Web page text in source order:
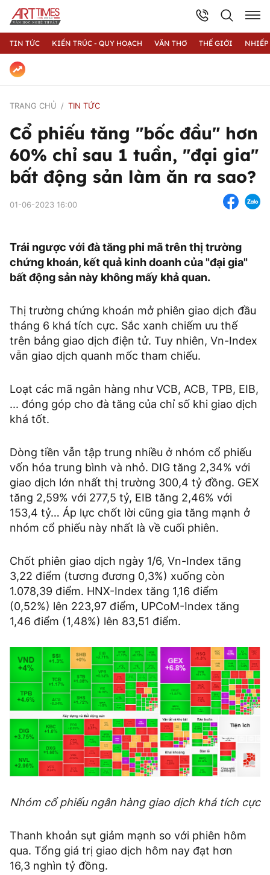
TIN TỨC KIẾN TRÚC - QUY HOẠCH VĂN THƠ THẾ GIỚI
TRANG CHỦ TIN TỨC
Cổ phiếu tăng "bốc đầu" hơn
60% chỉ sau 1 tuần, "đại gia"
bất động sản làm ăn ra sao?
01-06-2023 16:00
Trái ngược với đà tăng phi mã trên thị trường
chứng khoán, kết quả kinh doanh của "đại gia"
bất động sản này không mấy khả quan.
Thị trường chứng khoán mở phiên giao dịch đầu
tháng 6 khá tích cực. Sắc xanh chiếm ưu thế
trên bảng giao dịch điện tử. Tuy nhiên, Vn-Index
vẫn giao dịch quanh mốc tham chiếu.
Loạt các mã ngân hàng như VCB, ACB, TPB, EIB,
... đóng góp cho đà tăng của chỉ số khi giao dịch
khá tốt.
Dòng tiền vẫn tập trung nhiều ở nhóm cổ phiếu
vốn hóa trung bình và nhỏ. DIG tăng 2,34% với
giao dịch lớn nhất thị trường 300,4 tỷ đồng. GEX
tăng 2,59% với 277,5 tỷ, EIB tăng 2,46% với
153,4 tỷ… Áp lực chốt lời cũng gia tăng mạnh ở
nhóm cổ phiếu này nhất là về cuối phiên.
Chốt phiên giao dịch ngày 1/6, Vn-Index tăng
3,22 điểm (tương đương 0,3%) xuống còn
1.078,39 điểm. HNX-Index tăng 1,16 điểm
(0,52%) lên 223,97 điểm, UPCoM-Index tăng
1,46 điểm (1,48%) lên 83,51 điểm.
Nhóm cổ phiếu ngân hàng giao dịch khá tích cực
Thanh khoản sụt giảm mạnh so với phiên hôm
qua. Tổng giá trị giao dịch hôm nay đạt hơn
16,3 nghìn tỷ đồng.